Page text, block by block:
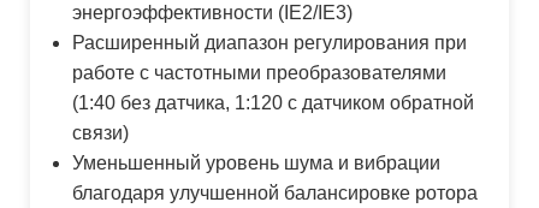
энергоэффективности (IE2/IE3)
Расширенный диапазон регулирования при
работе с частотными преобразователями
(1:40 без датчика, 1:120 с датчиком обратной
связи)
Уменьшенный уровень шума и вибрации
благодаря улучшенной балансировке ротора